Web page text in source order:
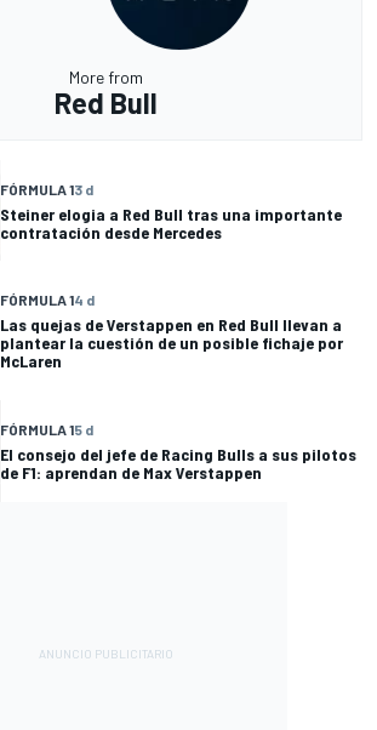
More from
Red Bull
FÓRMULA 13 d
Steiner elogia a Red Bull tras una importante
contratación desde Mercedes
FÓRMULA 14 d
Las quejas de Verstappen en Red Bull llevan a
plantear la cuestión de un posible fichaje por
McLaren
FÓRMULA 15 d
El consejo del jefe de Racing Bulls a sus pilotos
de F1: aprendan de Max Verstappen